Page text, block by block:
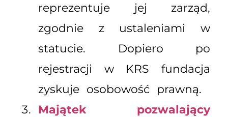
reprezentuje jej zarząd,
zgodnie z ustaleniami w
statucie. Dopiero po
rejestracji w KRS fundacja
zyskuje osobowość prawną.
Majątek pozwalający